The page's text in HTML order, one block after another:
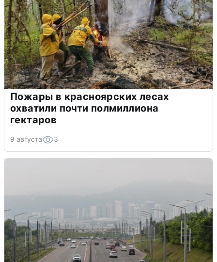
Пожары в красноярских лесах
охватили почти полмиллиона
гектаров
9 августа 3